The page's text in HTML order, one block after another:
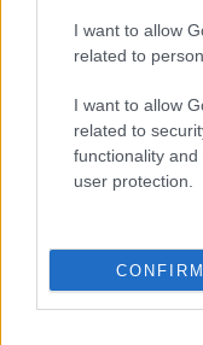
I want to allow
related to
I want to allow
related to
functionality
user protection.
CONFIRM
drenante; agua
del recorrido y
Estos trazados
verifica en el
posibles
El Tirolo
memorables en